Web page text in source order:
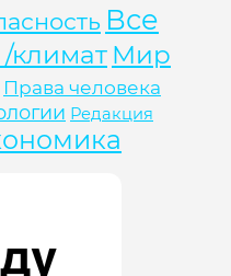
Все
климат Мир
Права человека
Редакция